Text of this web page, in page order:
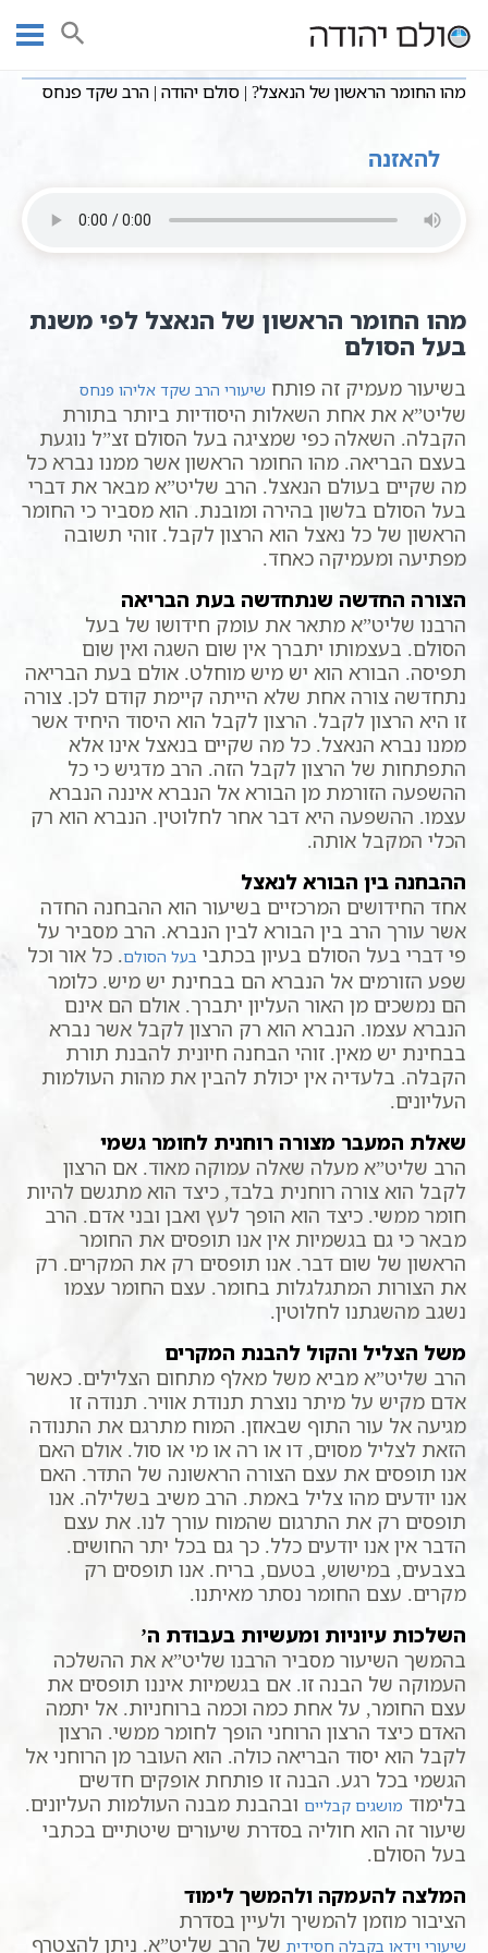
עמוד ראשי שיעורי וידאו
מהו החומר הראשון של הנאצל? | סולם יהודה | הרב שקד פנחס
מהו החומר הראשון של הנאצל? | סולם יהודה | הרב שקד פנחס
להאזנה
מהו החומר הראשון של הנאצל לפי משנת
בעל הסולם
בשיעור מעמיק זה פותח שיעורי הרב שקד אליהו פנחס
שליט”א את אחת השאלות היסודיות ביותר בתורת
הקבלה. השאלה כפי שמציגה בעל הסולם זצ”ל נוגעת
בעצם הבריאה. מהו החומר הראשון אשר ממנו נברא כל
מה שקיים בעולם הנאצל. הרב שליט”א מבאר את דברי
בעל הסולם בלשון בהירה ומובנת. הוא מסביר כי החומר
הראשון של כל נאצל הוא הרצון לקבל. זוהי תשובה
מפתיעה ומעמיקה כאחד.
הצורה החדשה שנתחדשה בעת הבריאה
הרבנו שליט”א מתאר את עומק חידושו של בעל
הסולם. בעצמותו יתברך אין שום השגה ואין שום
תפיסה. הבורא הוא יש מיש מוחלט. אולם בעת הבריאה
נתחדשה צורה אחת שלא הייתה קיימת קודם לכן. צורה
זו היא הרצון לקבל. הרצון לקבל הוא היסוד היחיד אשר
ממנו נברא הנאצל. כל מה שקיים בנאצל אינו אלא
התפתחות של הרצון לקבל הזה. הרב מדגיש כי כל
ההשפעה הזורמת מן הבורא אל הנברא איננה הנברא
עצמו. ההשפעה היא דבר אחר לחלוטין. הנברא הוא רק
הכלי המקבל אותה.
ההבחנה בין הבורא לנאצל
אחד החידושים המרכזיים בשיעור הוא ההבחנה החדה
אשר עורך הרב בין הבורא לבין הנברא. הרב מסביר על
פי דברי בעל הסולם בעיון בכתבי בעל הסולם. כל אור וכל
שפע הזורמים אל הנברא הם בבחינת יש מיש. כלומר
הם נמשכים מן האור העליון יתברך. אולם הם אינם
הנברא עצמו. הנברא הוא רק הרצון לקבל אשר נברא
בבחינת יש מאין. זוהי הבחנה חיונית להבנת תורת
הקבלה. בלעדיה אין יכולת להבין את מהות העולמות
העליונים.
שאלת המעבר מצורה רוחנית לחומר גשמי
הרב שליט”א מעלה שאלה עמוקה מאוד. אם הרצון
לקבל הוא צורה רוחנית בלבד, כיצד הוא מתגשם להיות
חומר ממשי. כיצד הוא הופך לעץ ואבן ובני אדם. הרב
מבאר כי גם בגשמיות אין אנו תופסים את החומר
הראשון של שום דבר. אנו תופסים רק את המקרים. רק
את הצורות המתגלגלות בחומר. עצם החומר עצמו
נשגב מהשגתנו לחלוטין.
משל הצליל והקול להבנת המקרים
הרב שליט”א מביא משל מאלף מתחום הצלילים. כאשר
אדם מקיש על מיתר נוצרת תנודת אוויר. תנודה זו
מגיעה אל עור התוף שבאוזן. המוח מתרגם את התנודה
הזאת לצליל מסוים, דו או רה או מי או סול. אולם האם
אנו תופסים את עצם הצורה הראשונה של התדר. האם
אנו יודעים מהו צליל באמת. הרב משיב בשלילה. אנו
תופסים רק את התרגום שהמוח עורך לנו. את עצם
הדבר אין אנו יודעים כלל. כך גם בכל יתר החושים.
בצבעים, במישוש, בטעם, בריח. אנו תופסים רק
מקרים. עצם החומר נסתר מאיתנו.
השלכות עיוניות ומעשיות בעבודת ה’
בהמשך השיעור מסביר הרבנו שליט”א את ההשלכה
העמוקה של הבנה זו. אם בגשמיות איננו תופסים את
עצם החומר, על אחת כמה וכמה ברוחניות. אל יתמה
האדם כיצד הרצון הרוחני הופך לחומר ממשי. הרצון
לקבל הוא יסוד הבריאה כולה. הוא העובר מן הרוחני אל
הגשמי בכל רגע. הבנה זו פותחת אופקים חדשים
בלימוד מושגים קבליים ובהבנת מבנה העולמות העליונים.
שיעור זה הוא חוליה בסדרת שיעורים שיטתיים בכתבי
בעל הסולם.
המלצה להעמקה ולהמשך לימוד
הציבור מוזמן להמשיך ולעיין בסדרת
שיעורי וידאו בקבלה חסידית של הרב שליט”א. ניתן להצטרף